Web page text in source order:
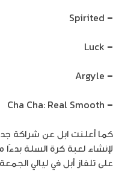
–
–
–
–
كما أعلنت ابل عن شراكة
لإنشاء لعبة كرة السلة
على تلفاز أبل في ليالي